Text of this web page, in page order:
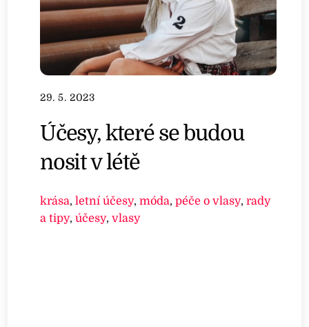
29. 5. 2023
Účesy, které se budou
nosit v létě
krása,letní účesy,móda,péče o vlasy,rady
a tipy,účesy,vlasy